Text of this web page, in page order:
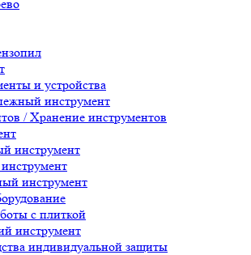
и устройства
инструмент
/ Хранение инструментов
инструмент
инструмент
с плиткой
инструмент
индивидуальной защиты